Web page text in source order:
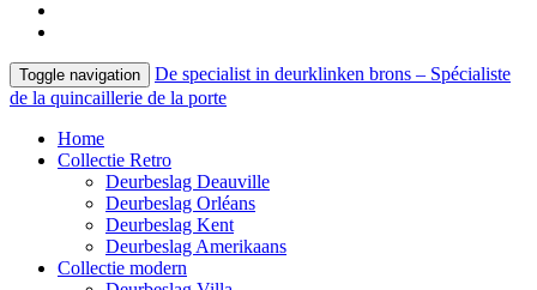
Toggle navigation
De specialist in deurklinken brons – Spécialiste
de la quincaillerie de la porte
Home
Collectie Retro
Deurbeslag Deauville
Deurbeslag Orléans
Deurbeslag Kent
Deurbeslag Amerikaans
Collectie modern